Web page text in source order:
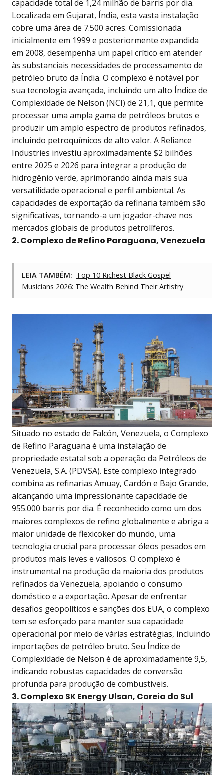
capacidade total de 1,24 milhão de barris por dia.
Localizada em Gujarat, Índia, esta vasta instalação
cobre uma área de 7.500 acres. Comissionada
inicialmente em 1999 e posteriormente expandida
em 2008, desempenha um papel crítico em atender
às substanciais necessidades de processamento de
petróleo bruto da Índia. O complexo é notável por
sua tecnologia avançada, incluindo um alto Índice de
Complexidade de Nelson (NCI) de 21,1, que permite
processar uma ampla gama de petróleos brutos e
produzir um amplo espectro de produtos refinados,
incluindo petroquímicos de alto valor. A Reliance
Industries investiu aproximadamente $2 bilhões
entre 2025 e 2026 para integrar a produção de
hidrogênio verde, aprimorando ainda mais sua
versatilidade operacional e perfil ambiental. As
capacidades de exportação da refinaria também são
significativas, tornando-a um jogador-chave nos
mercados globais de produtos petrolíferos.
2. Complexo de Refino Paraguana, Venezuela
LEIA TAMBÉM: Top 10 Richest Black Gospel
Musicians 2026: The Wealth Behind Their Artistry
Situado no estado de Falcón, Venezuela, o Complexo
de Refino Paraguana é uma instalação de
propriedade estatal sob a operação da Petróleos de
Venezuela, S.A. (PDVSA). Este complexo integrado
combina as refinarias Amuay, Cardón e Bajo Grande,
alcançando uma impressionante capacidade de
955.000 barris por dia. É reconhecido como um dos
maiores complexos de refino globalmente e abriga a
maior unidade de flexicoker do mundo, uma
tecnologia crucial para processar óleos pesados em
produtos mais leves e valiosos. O complexo é
instrumental na produção da maioria dos produtos
refinados da Venezuela, apoiando o consumo
doméstico e a exportação. Apesar de enfrentar
desafios geopolíticos e sanções dos EUA, o complexo
tem se esforçado para manter sua capacidade
operacional por meio de várias estratégias, incluindo
importações de petróleo bruto. Seu Índice de
Complexidade de Nelson é de aproximadamente 9,5,
indicando robustas capacidades de conversão
profunda para produção de combustíveis.
3. Complexo SK Energy Ulsan, Coreia do Sul